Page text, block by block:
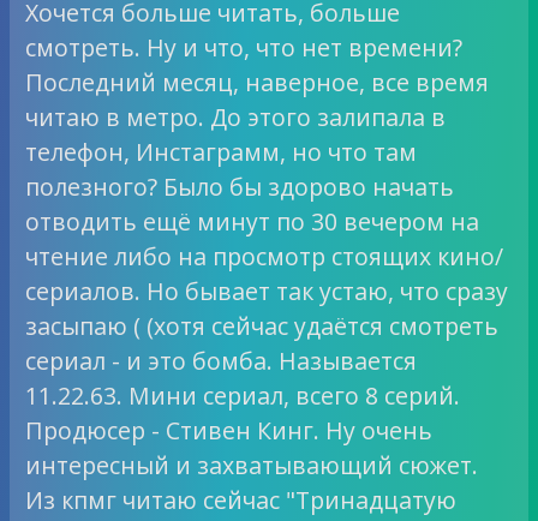
Хочется больше читать, больше
смотреть. Ну и что, что нет времени?
Последний месяц, наверное, все время
читаю в метро. До этого залипала в
телефон, Инстаграмм, но что там
полезного? Было бы здорово начать
отводить ещё минут по 30 вечером на
чтение либо на просмотр стоящих кино/
сериалов. Но бывает так устаю, что сразу
засыпаю ( (хотя сейчас удаётся смотреть
сериал - и это бомба. Называется
11.22.63. Мини сериал, всего 8 серий.
Продюсер - Стивен Кинг. Ну очень
интересный и захватывающий сюжет.
Из кпмг читаю сейчас "Тринадцатую